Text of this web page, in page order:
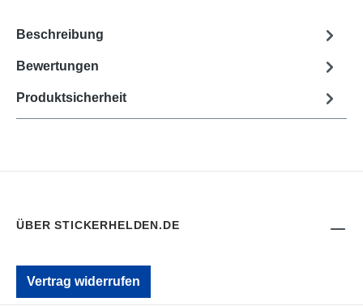
Beschreibung
Bewertungen
Produktsicherheit
ÜBER STICKERHELDEN.DE
Vertrag widerrufen